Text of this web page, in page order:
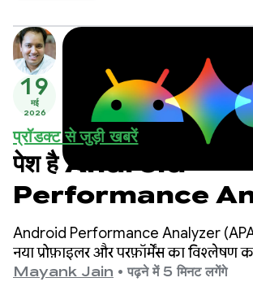
19
मई
2026
प्रॉडक्ट से जुड़ी खबरें
पेश है Android
Performance
- Android के लिए
नया तरीका
Android Performance Analyzer
नया प्रोफ़ाइलर और परफ़ॉर्मेंस का विश्लेषण
यह Android के मोबाइल इकोसिस्टम के लिए
Mayank Jain • पढ़ने में 5 मिनट लगेंगे